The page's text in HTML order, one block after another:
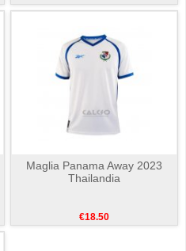
Maglia Panama Away 2023
Thailandia
€18.50